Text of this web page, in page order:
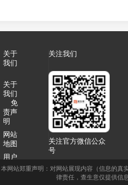
关于
我们
关于
我们
免
责声
明
网站
地图
用户
协议
关注我们
关注官方微信公众
号
本网站郑重声明：对网站展现内容（信息的真
律责任，查生意仅提供信